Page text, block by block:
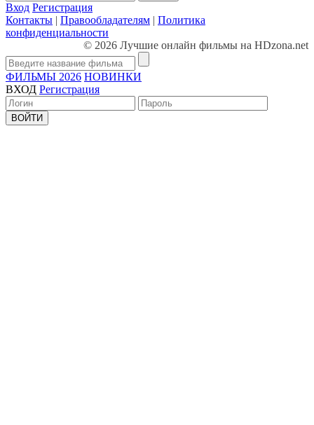
Вход Регистрация
Контакты | Правообладателям | Политика
конфиденциальности
© 2026 Лучшие онлайн фильмы на HDzona.net
ФИЛЬМЫ 2026 НОВИНКИ
ВХОД Регистрация